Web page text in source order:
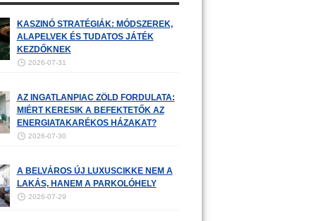
KASZINÓ STRATÉGIÁK: MÓDSZEREK,
ALAPELVEK ÉS TUDATOS JÁTÉK
KEZDŐKNEK
2026-07-31
AZ INGATLANPIAC ZÖLD FORDULATA:
MIÉRT KERESIK A BEFEKTETŐK AZ
ENERGIATAKARÉKOS HÁZAKAT?
2026-07-30
A BELVÁROS ÚJ LUXUSCIKKE NEM A
LAKÁS, HANEM A PARKOLÓHELY
2026-07-29